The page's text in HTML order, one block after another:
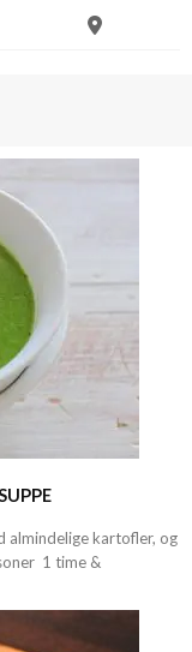
almindelige kartofler, og
1 time &